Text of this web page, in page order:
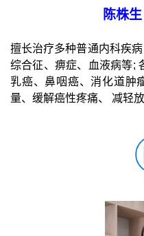
陈株生
擅长治疗多种普通内科疾
综合征、痹症、血液病等;
乳癌、鼻咽癌、消化道肿
量、缓解癌性疼痛、 减轻